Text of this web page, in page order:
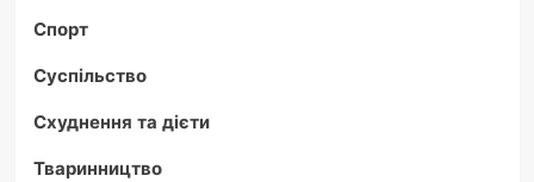
Спорт
Суспільство
Схуднення та дієти
Тваринництво